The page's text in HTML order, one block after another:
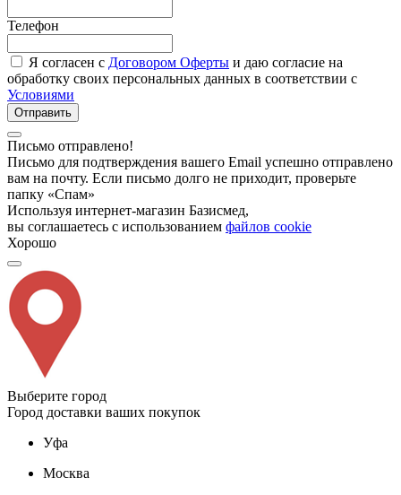
Телефон
Я согласен с Договором Оферты и даю согласие на
обработку своих персональных данных в соответствии с
Условиями
Отправить
Письмо отправлено!
Письмо для подтверждения вашего Email успешно отправлено
вам на почту. Если письмо долго не приходит, проверьте
папку «Спам»
Используя интернет-магазин Базисмед,
вы соглашаетесь с использованием файлов cookie
Хорошо
Выберите город
Город доставки ваших покупок
Уфа
Москва